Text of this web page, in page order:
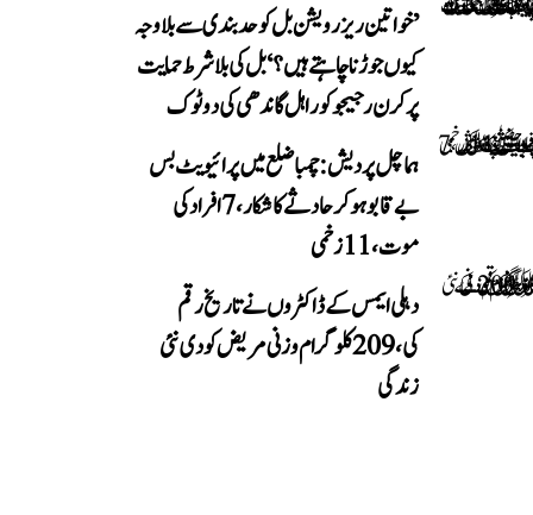
’خواتین ریزرویشن بل کو حدبندی سے بلا وجہ
کیوں جوڑنا چاہتے ہیں؟‘ بل کی بلا شرط حمایت
پر کرن رجیجو کو راہل گاندھی کی دوٹوک
ہماچل پردیش: چمبا ضلع میں پرائیویٹ بس
بے قابو ہوکر حادثے کا شکار، 7 افراد کی
موت، 11 زخمی
دہلی ایمس کے ڈاکٹروں نے تاریخ رقم
کی، 209 کلوگرام وزنی مریض کو دی نئی
زندگی